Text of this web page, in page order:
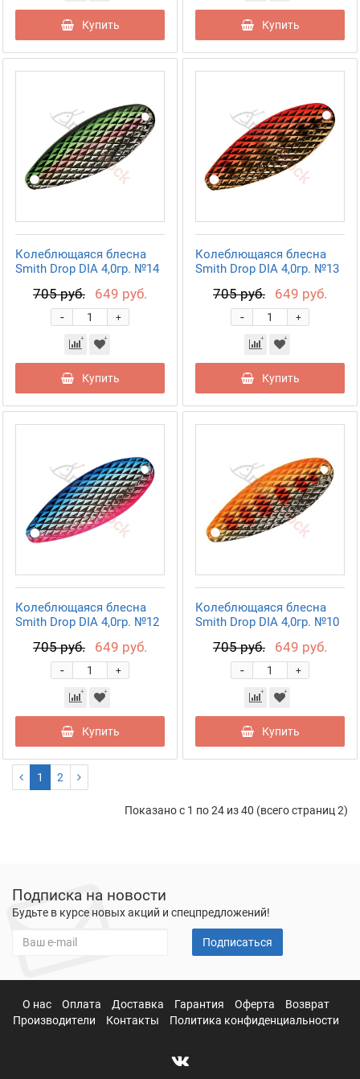
Купить Купить
Колеблющаяся блесна
Smith Drop DIA 4,0гр. №14
705 руб. 649 руб.
+
-
Купить
Колеблющаяся блесна
Smith Drop DIA 4,0гр. №13
705 руб. 649 руб.
+
-
Купить
Колеблющаяся блесна
Smith Drop DIA 4,0гр. №12
705 руб. 649 руб.
+
-
Купить
Колеблющаяся блесна
Smith Drop DIA 4,0гр. №10
705 руб. 649 руб.
+
-
Купить
1 2
Показано с 1 по 24 из 40 (всего страниц 2)
Подписка на новости
Будьте в курсе новых акций и спецпредложений!
Подписаться
О нас Оплата Доставка Гарантия Оферта
Возврат
Производители
Контакты Политика конфиденциальности